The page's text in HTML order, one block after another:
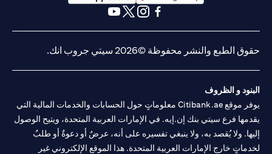
(opens in a new tab)
حقوق الطبع والنشر محفوظة ©2026 سيتي جروب انك.
البنود و الظروف
يوفر موقع Citibank.ae معلوماتٍ حول الحسابات والخدمات المالية التي
يقدمها فرع سيتي بنك إن.إيه. في الإمارات العربية المتحدة، ويتيح الوصول
إليها. ولا يُقصد به، ولا ينبغي تفسيره على أنه، عرضٌ أو دعوةٌ أو طلبٌ
لخدماتٍ خارج الإمارات العربية المتحدة. هذا الموقع الإلكتروني غير